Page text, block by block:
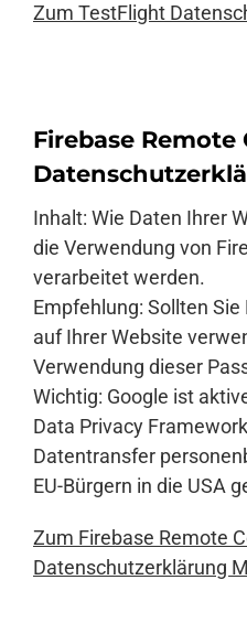
Zum TestFlight
Firebase Remote
Inhalt: Wie Daten Ihrer
die Verwendung von
verarbeitet werden.
Empfehlung: Sollten
auf Ihrer Website
Verwendung dieser
Wichtig: Google ist
Data Privacy
Datentransfer
EU-Bürgern in die USA
Zum Firebase Remote
Datenschutzerklärung